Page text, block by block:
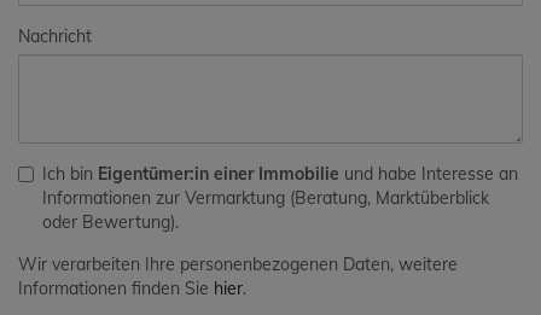
Nachricht
Ich bin Eigentümer:in einer Immobilie und habe Interesse an
Informationen zur Vermarktung (Beratung, Marktüberblick
oder Bewertung).
Wir verarbeiten Ihre personenbezogenen Daten, weitere
Informationen finden Sie hier.